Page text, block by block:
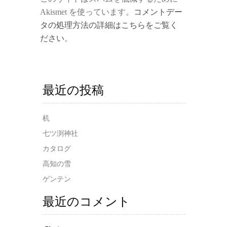
Akismet を使っています。
コメントデー
タの処理方法の詳細はこちらをご覧く
ださい。
最近の投稿
机
七ツ渕神社
カタログ
高知の雪
ゲンテン
最近のコメント